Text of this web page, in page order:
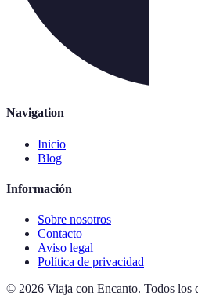
Navigation
Inicio
Blog
Información
Sobre nosotros
Contacto
Aviso legal
Política de privacidad
© 2026 Viaja con Encanto. Todos los